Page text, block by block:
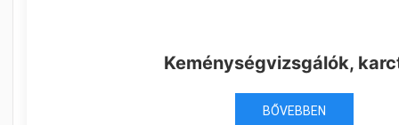
Keménységvizsgálók,
BŐVEBBEN